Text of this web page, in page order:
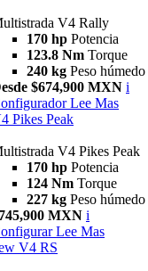
V4 Rally
170 hp Potencia
123.8 Nm Torque
240 kg Peso
$674,900 MXN i
Lee Mas
Pikes Peak
V4 Pikes Peak
170 hp Potencia
124 Nm Torque
227 kg Peso
MXN i
Lee Mas
V4 RS